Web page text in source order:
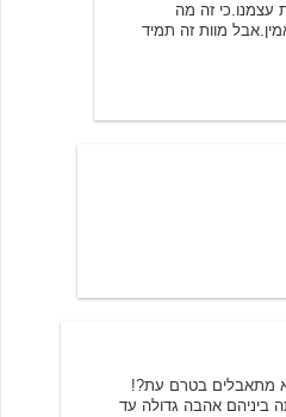
עצמנו.כי זה מה
מוות זה תמיד
מתאבלים בטרם עת?!
ביניהם אהבה גדולה עד